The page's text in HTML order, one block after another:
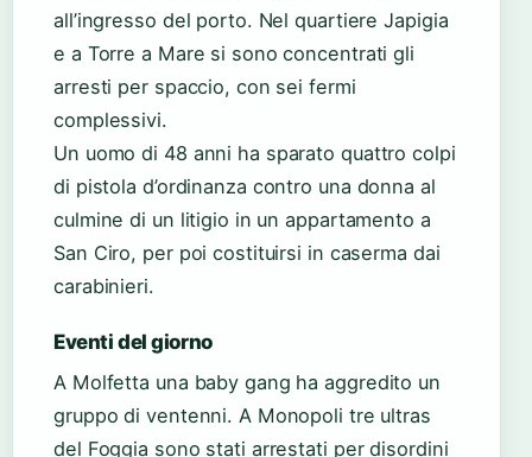
all’ingresso del porto. Nel quartiere Japigia
e a Torre a Mare si sono concentrati gli
arresti per spaccio, con sei fermi
complessivi.
Un uomo di 48 anni ha sparato quattro colpi
di pistola d’ordinanza contro una donna al
culmine di un litigio in un appartamento a
San Ciro, per poi costituirsi in caserma dai
carabinieri.
Eventi del giorno
A Molfetta una baby gang ha aggredito un
gruppo di ventenni. A Monopoli tre ultras
del Foggia sono stati arrestati per disordini